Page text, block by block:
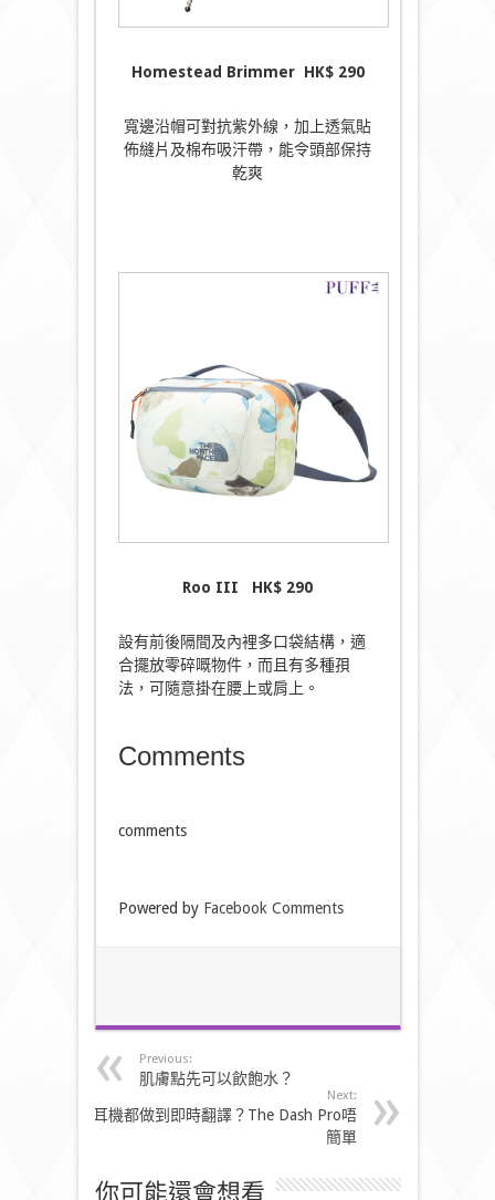
Homestead Brimmer HK$ 290
寬邊沿帽可對抗紫外線，加上透氣貼
佈縫片及棉布吸汗帶，能令頭部保持
乾爽
Roo III HK$ 290
設有前後隔間及內裡多口袋結構，適
合擺放零碎嘅物件，而且有多種孭
法，可隨意掛在腰上或肩上。
Comments
comments
Powered by Facebook Comments
Previous:
肌膚點先可以飲飽水？
Next:
耳機都做到即時翻譯？The Dash Pro唔
簡單